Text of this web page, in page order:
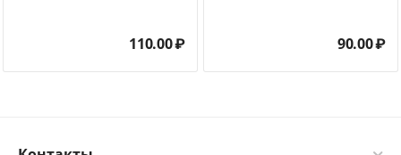
110.00₽ 90.00₽